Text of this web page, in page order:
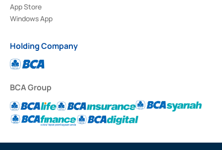
App Store
Windows App
Holding Company
BCA Group